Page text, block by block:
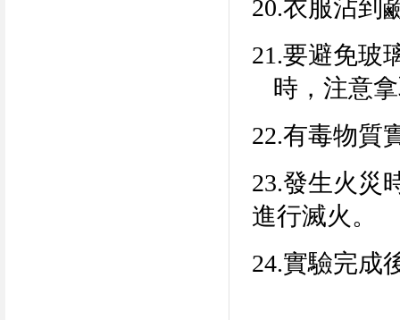
20.衣服沾到
21.要避免玻
時，注意
22.有毒物質
23.發生火災
進行滅火。
24.實驗完成